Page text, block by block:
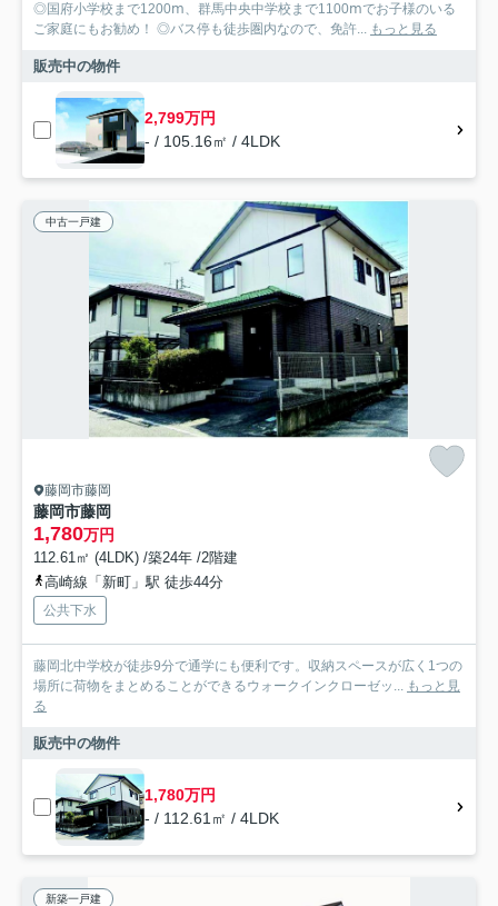
◎国府小学校まで1200ⅿ、群馬中央中学校まで1100ⅿでお子様のいる
ご家庭にもお勧め！ ◎バス停も徒歩圏内なので、免許... もっと見る
販売中の物件
2,799万円
- / 105.16㎡ / 4LDK
中古一戸建
藤岡市藤岡
藤岡市藤岡
1,780万円
112.61㎡ (4LDK) /築24年 /2階建
高崎線「新町」駅 徒歩44分
公共下水
藤岡北中学校が徒歩9分で通学にも便利です。収納スペースが広く1つの
場所に荷物をまとめることができるウォークインクローゼッ... もっと見
る
販売中の物件
1,780万円
- / 112.61㎡ / 4LDK
新築一戸建